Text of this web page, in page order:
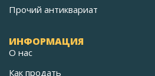
Прочий антиквариат
ИНФОРМАЦИЯ
О нас
Как продать